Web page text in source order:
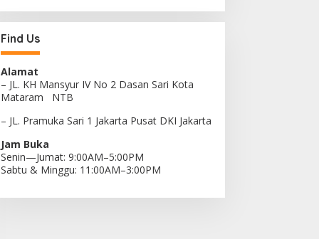
Find Us
Alamat
– JL. KH Mansyur IV No 2 Dasan Sari Kota
Mataram NTB
– JL. Pramuka Sari 1 Jakarta Pusat DKI Jakarta
Jam Buka
Senin—Jumat: 9:00AM–5:00PM
Sabtu & Minggu: 11:00AM–3:00PM